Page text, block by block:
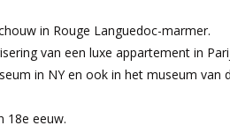
in Rouge Languedoc-marmer.
van een luxe appartement in
in NY en ook in het museum van
18e eeuw.